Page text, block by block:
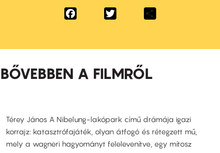
Facebook
BŐVEBBEN A FILMRŐL
Térey János A Nibelung-lakópark című drámája igazi
korrajz: katasztrófajáték, olyan átfogó és rétegzett mű,
mely a wagneri hagyományt felelevenítve, egy mítosz